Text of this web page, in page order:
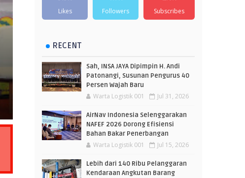
Likes Followers Subscribes
RECENT
Sah, INSA JAYA Dipimpin H. Andi
Patonangi, Susunan Pengurus 40
Persen Wajah Baru
Warta Logistik 001 Jul 31, 2026
AirNav Indonesia Selenggarakan
NAFEF 2026 Dorong Efisiensi
Bahan Bakar Penerbangan
Warta Logistik 001 Jul 15, 2026
Lebih dari 140 Ribu Pelanggaran
Kendaraan Angkutan Barang